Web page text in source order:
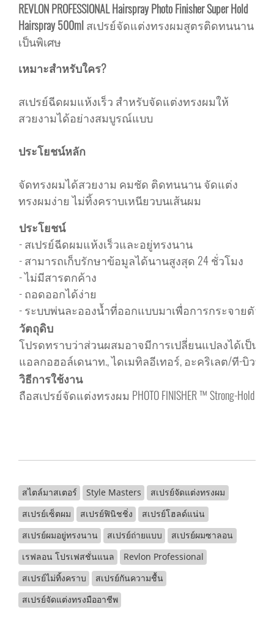
REVLON PROFESSIONAL Hairspray Photo Finisher Super Hold
Hairspray 500mlสเปรย์จัดแต่งทรงผมสูตรติดทนนาน
เป็นพิเศษ
เหมาะสำหรับใคร?
สเปรย์ฉีดผมแห้งเร็ว สำหรับจัดแต่งทรงผมให้
สวยงามได้อย่างสมบูรณ์แบบ
ประโยชน์หลัก
จัดทรงผมได้สวยงาม คมชัด ติดทนนาน จัดแต่ง
ทรงผมง่าย ไม่ทิ้งคราบเหนียวบนเส้นผม
ประโยชน์
- สเปรย์ฉีดผมแห้งเร็วและอยู่ทรงนาน
- สามารถเก็บรักษาข้อมูลได้นานสูงสุด 24 ชั่วโมง
- ไม่มีสารตกค้าง
- ถอดออกได้ง่าย
- ระบบพ่นละอองน้ำที่ออกแบบมาเพื่อการกระจายตัวอ
วัตถุดิบ
โปรดทราบว่าส่วนผสมอาจมีการเปลี่ยนแปลงได้เป็น
แอลกอฮอล์เดนาท., ไดเมทิลอีเทอร์, อะคริเลต/ที-บิวทิล
วิธีการใช้งาน
ถือสเปรย์จัดแต่งทรงผม PHOTO FINISHER ™ Strong-
สไตล์มาสเตอร์ Style Masters
สเปรย์จัดแต่งทรงผม
สเปรย์เซ็ตผม
สเปรย์ฟินิชชิ่ง
สเปรย์โฮลด์แน่น
สเปรย์ผมอยู่ทรงนาน
สเปรย์ถ่ายแบบ
สเปรย์ผมซาลอน
เรฟลอน โปรเฟสชั่นแนล
Revlon Professional
สเปรย์ไม่ทิ้งคราบ
สเปรย์กันความชื้น
สเปรย์จัดแต่งทรงมืออาชีพ